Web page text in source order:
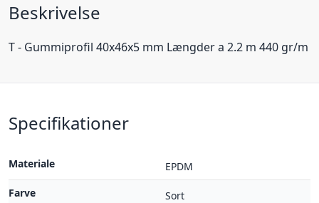
Beskrivelse
T - Gummiprofil 40x46x5 mm Længder a 2.2 m 440 gr/m
Specifikationer
Materiale
EPDM
Farve
Sort